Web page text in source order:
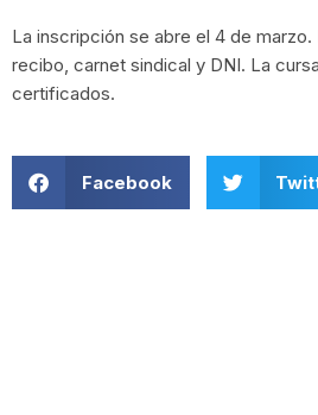
La inscripción se abre el 4 de
recibo, carnet sindical y DNI. La
certificados.
Facebook